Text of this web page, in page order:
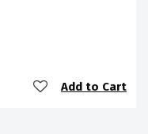
Add to Cart